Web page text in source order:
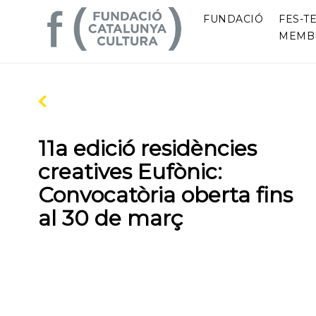
FUNDACIÓ
FES-
11a edició residències
creatives Eufònic:
Convocatòria oberta fins
al 30 de març